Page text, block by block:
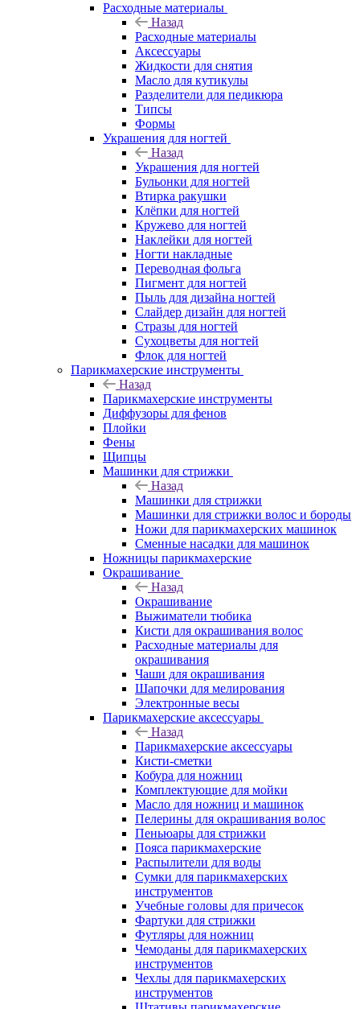
Расходные материалы
Назад
Расходные материалы
Аксессуары
Жидкости для снятия
Масло для кутикулы
Разделители для педикюра
Типсы
Формы
Украшения для ногтей
Назад
Украшения для ногтей
Бульонки для ногтей
Втирка ракушки
Клёпки для ногтей
Кружево для ногтей
Наклейки для ногтей
Ногти накладные
Переводная фольга
Пигмент для ногтей
Пыль для дизайна ногтей
Слайдер дизайн для ногтей
Стразы для ногтей
Сухоцветы для ногтей
Флок для ногтей
Парикмахерские инструменты
Назад
Парикмахерские инструменты
Диффузоры для фенов
Плойки
Фены
Щипцы
Машинки для стрижки
Назад
Машинки для стрижки
Машинки для стрижки волос и бороды
Ножи для парикмахерских машинок
Сменные насадки для машинок
Ножницы парикмахерские
Окрашивание
Назад
Окрашивание
Выжиматели тюбика
Кисти для окрашивания волос
Расходные материалы для
окрашивания
Чаши для окрашивания
Шапочки для мелирования
Электронные весы
Парикмахерские аксессуары
Назад
Парикмахерские аксессуары
Кисти-сметки
Кобура для ножниц
Комплектующие для мойки
Масло для ножниц и машинок
Пелерины для окрашивания волос
Пеньюары для стрижки
Пояса парикмахерские
Распылители для воды
Сумки для парикмахерских
инструментов
Учебные головы для причесок
Фартуки для стрижки
Футляры для ножниц
Чемоданы для парикмахерских
инструментов
Чехлы для парикмахерских
инструментов